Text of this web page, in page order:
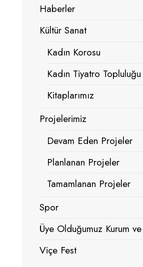
Haberler
Kültür Sanat
Kadın Korosu
Kadın Tiyatro Topluluğu
Kitaplarımız
Projelerimiz
Devam Eden Projeler
Planlanan Projeler
Tamamlanan Projeler
Spor
Üye Olduğumuz Kurum
Viçe Fest